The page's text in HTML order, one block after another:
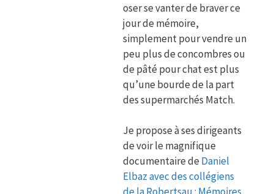
oser se vanter de braver ce
jour de mémoire,
simplement pour vendre un
peu plus de concombres ou
de pâté pour chat est plus
qu’une bourde de la part
des supermarchés Match.
Je propose à ses dirigeants
de voir le magnifique
documentaire de Daniel
Elbaz avec des collégiens